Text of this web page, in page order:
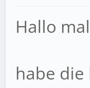
Hallo
habe